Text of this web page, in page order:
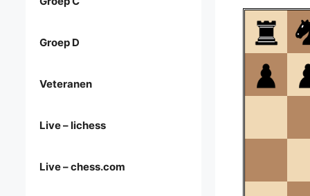
Groep D
Veteranen
Live – lichess
Live – chess.com